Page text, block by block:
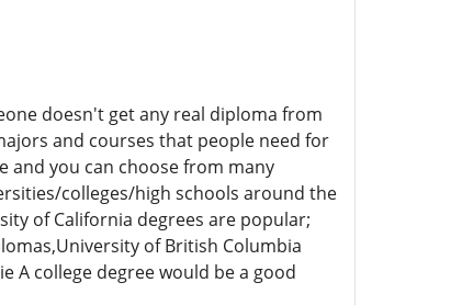
doesn't get any real diploma from
and courses that people need for
and you can choose from many
colleges/high schools around the
of California degrees are popular;
of British Columbia
A college degree would be a good